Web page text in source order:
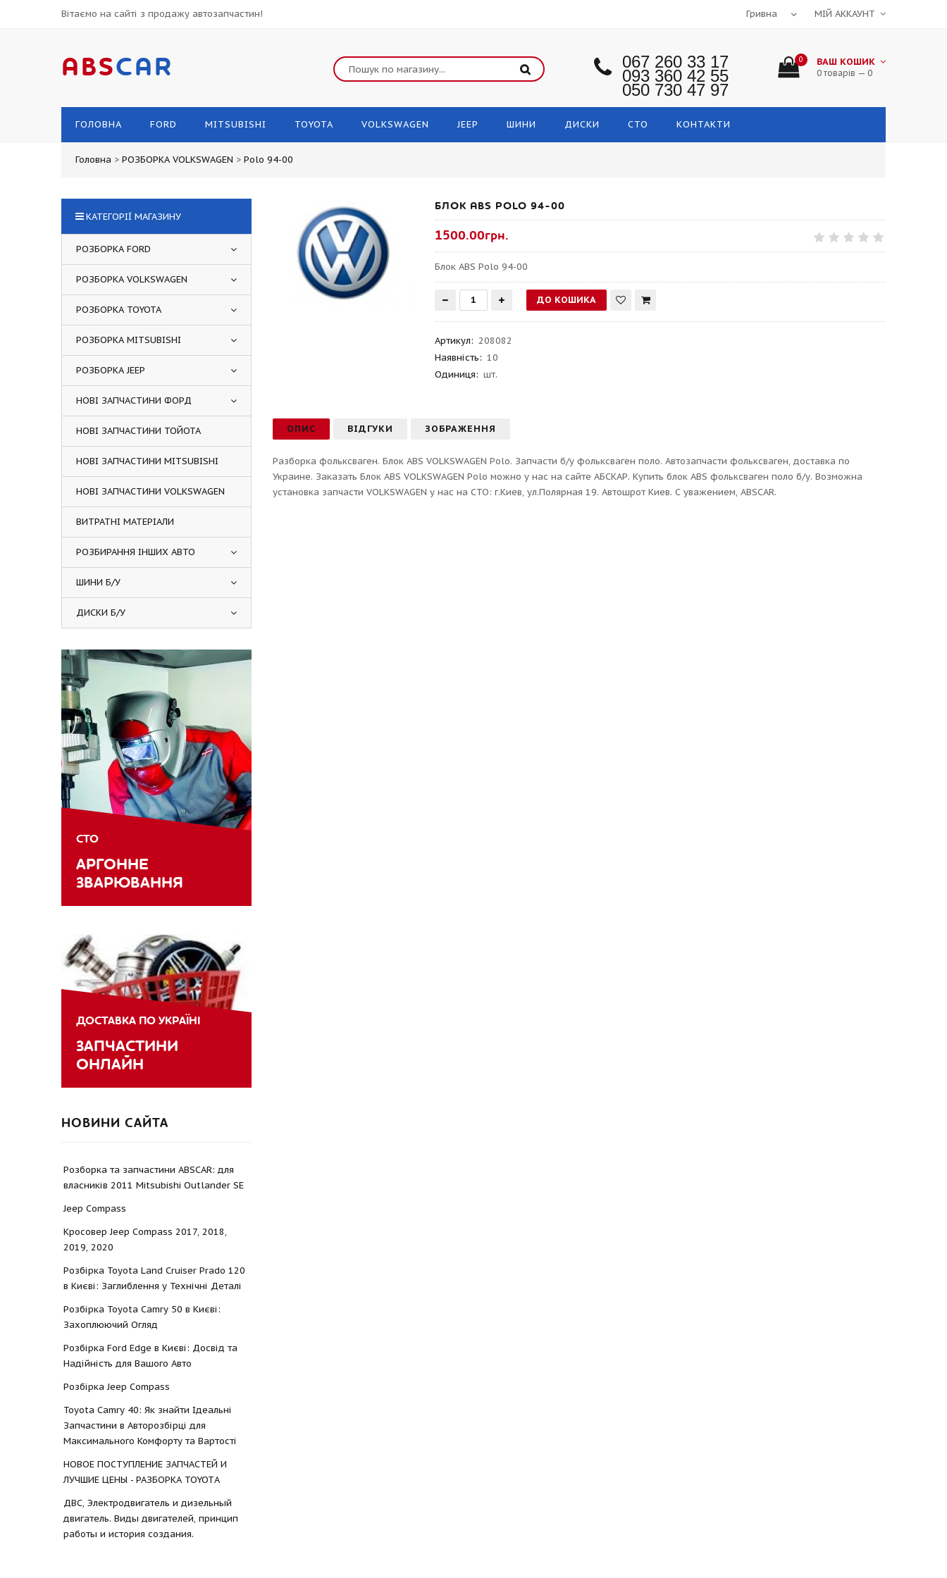
Вітаємо на сайті з продажу автозапчастин! МІЙ АККАУНТ
ABSCAR 067 260 33 17
093 360 42 55
050 730 47 97
0 ВАШ КОШИК
0 товарів — 0
ГОЛОВНА FORD MITSUBISHI TOYOTA VOLKSWAGEN JEEP ШИНИ ДИСКИ СТО КОНТАКТИ
Головна > РОЗБОРКА VOLKSWAGEN > Polo 94-00
БЛОК ABS POLO 94-00
1500.00грн.
Блок ABS Polo 94-00
Артикул: 208082
Наявність: 10
Одиниця: шт.
ОПИС ВІДГУКИ ЗОБРАЖЕННЯ
Разборка фольксваген. Блок ABS VOLKSWAGEN Polo. Запчасти б/у фольксваген поло. Автозапчасти фольксваген, доставка по
Украине. Заказать Блок ABS VOLKSWAGEN Polo можно у нас на сайте АБСКАР. Купить блок ABS фольксваген поло б/у. Возможна
установка запчасти VOLKSWAGEN у нас на СТО: г.Киев, ул.Полярная 19. Автошрот Киев. С уважением, ABSCAR.
КАТЕГОРІЇ МАГАЗИНУ
РОЗБОРКА FORD
РОЗБОРКА VOLKSWAGEN
РОЗБОРКА TOYOTA
РОЗБОРКА MITSUBISHI
РОЗБОРКА JEEP
НОВІ ЗАПЧАСТИНИ ФОРД
НОВІ ЗАПЧАСТИНИ ТОЙОТА
НОВІ ЗАПЧАСТИНИ MITSUBISHI
НОВІ ЗАПЧАСТИНИ VOLKSWAGEN
ВИТРАТНІ МАТЕРІАЛИ
РОЗБИРАННЯ ІНШИХ АВТО
ШИНИ Б/У
ДИСКИ Б/У
СТО
АРГОННЕ
ЗВАРЮВАННЯ
ДОСТАВКА ПО УКРАЇНІ
ЗАПЧАСТИНИ
ОНЛАЙН
НОВИНИ САЙТА
Розборка та запчастини ABSCAR: для
власників 2011 Mitsubishi Outlander SE
Jeep Compass
Кросовер Jeep Compass 2017, 2018,
2019, 2020
Розбірка Toyota Land Cruiser Prado 120
в Києві: Заглиблення у Технічні Деталі
Розбірка Toyota Camry 50 в Києві:
Захоплюючий Огляд
Розбірка Ford Edge в Києві: Досвід та
Надійність для Вашого Авто
Розбірка Jeep Compass
Toyota Camry 40: Як знайти Ідеальні
Запчастини в Авторозбірці для
Максимального Комфорту та Вартості
НОВОЕ ПОСТУПЛЕНИЕ ЗАПЧАСТЕЙ И
ЛУЧШИЕ ЦЕНЫ - РАЗБОРКА TOYOTА
ДВС, Электродвигатель и дизельный
двигатель. Виды двигателей, принцип
работы и история создания.